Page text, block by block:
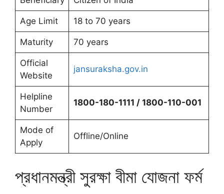
Age Limit 18 to 70 years
Maturity 70 years
Official
Website
jansuraksha.gov.in
Helpline
Number
1800-180-1111 / 1800-110-001
Mode of
Apply
Offline/Online
প্রধানমন্ত্রী সুরক্ষা বীমা যোজনা ফর্ম